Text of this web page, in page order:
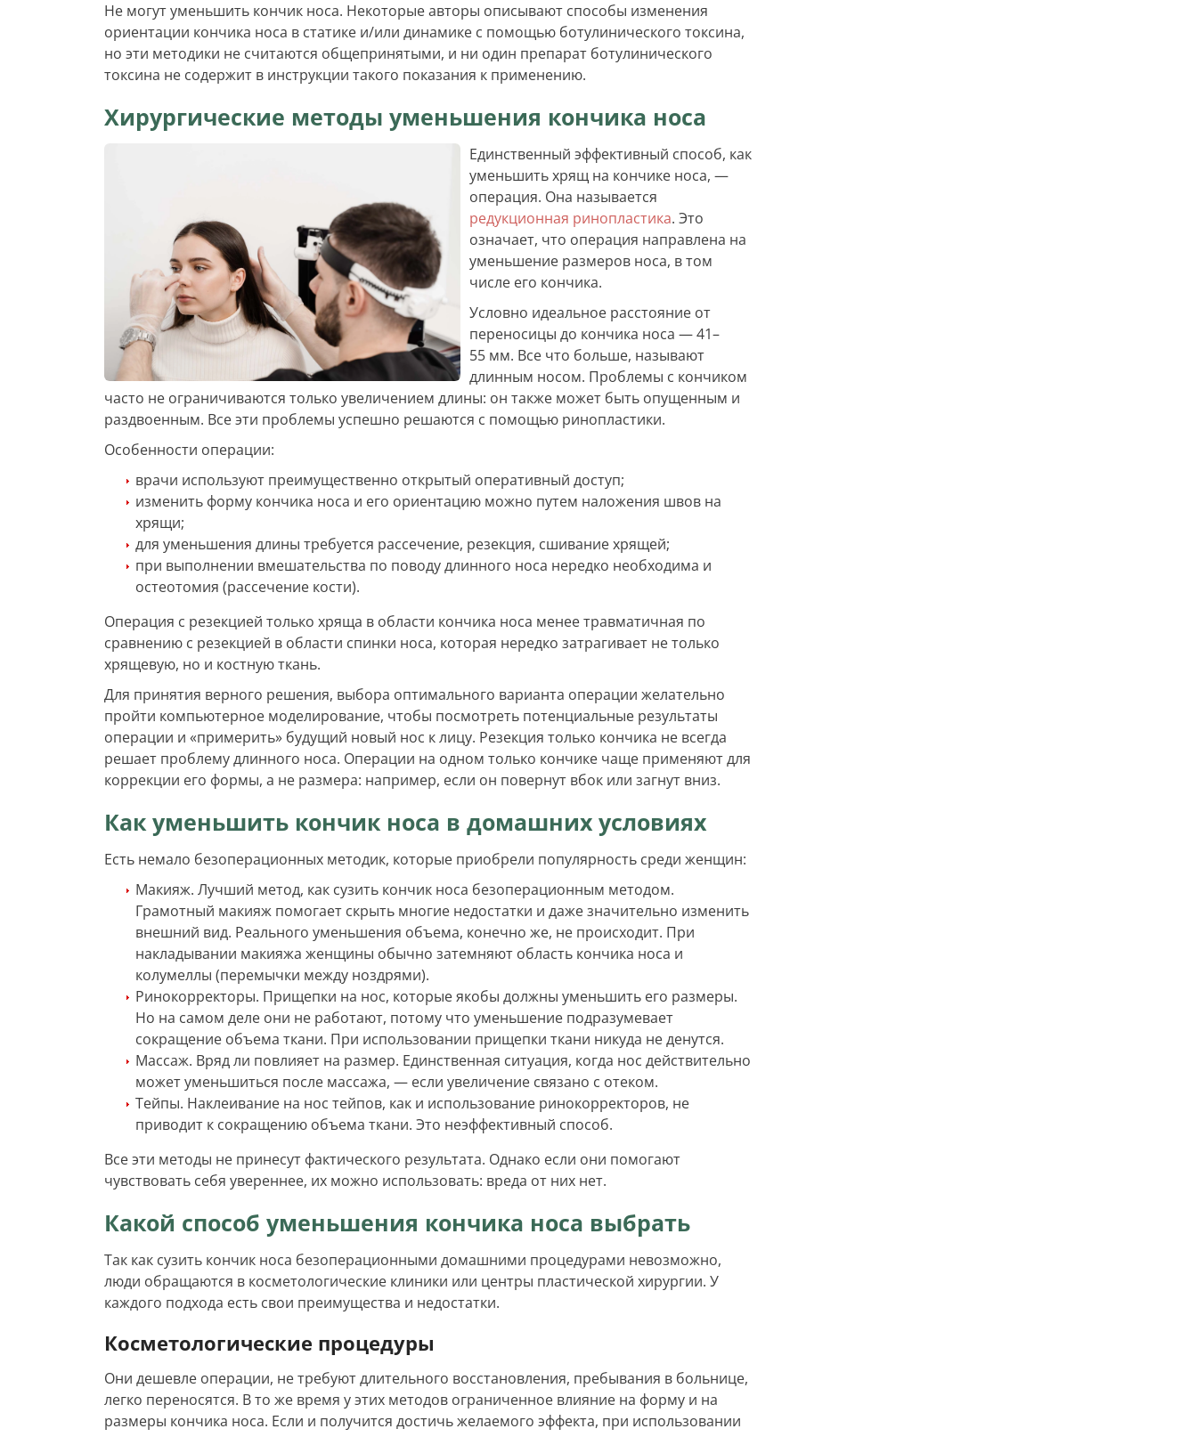
Не могут уменьшить кончик носа. Некоторые авторы описывают способы изменения
ориентации кончика носа в статике и/или динамике с помощью ботулинического токсина,
но эти методики не считаются общепринятыми, и ни один препарат ботулинического
токсина не содержит в инструкции такого показания к применению.
Хирургические методы уменьшения кончика носа
Единственный эффективный способ, как
уменьшить хрящ на кончике носа, —
операция. Она называется
редукционная ринопластика. Это
означает, что операция направлена на
уменьшение размеров носа, в том
числе его кончика.
Условно идеальное расстояние от
переносицы до кончика носа — 41–
55 мм. Все что больше, называют
длинным носом. Проблемы с кончиком
часто не ограничиваются только увеличением длины: он также может быть опущенным и
раздвоенным. Все эти проблемы успешно решаются с помощью ринопластики.
Особенности операции:
врачи используют преимущественно открытый оперативный доступ;
изменить форму кончика носа и его ориентацию можно путем наложения швов на
хрящи;
для уменьшения длины требуется рассечение, резекция, сшивание хрящей;
при выполнении вмешательства по поводу длинного носа нередко необходима и
остеотомия (рассечение кости).
Операция с резекцией только хряща в области кончика носа менее травматичная по
сравнению с резекцией в области спинки носа, которая нередко затрагивает не только
хрящевую, но и костную ткань.
Для принятия верного решения, выбора оптимального варианта операции желательно
пройти компьютерное моделирование, чтобы посмотреть потенциальные результаты
операции и «примерить» будущий новый нос к лицу. Резекция только кончика не всегда
решает проблему длинного носа. Операции на одном только кончике чаще применяют для
коррекции его формы, а не размера: например, если он повернут вбок или загнут вниз.
Как уменьшить кончик носа в домашних условиях
Есть немало безоперационных методик, которые приобрели популярность среди женщин:
Макияж. Лучший метод, как сузить кончик носа безоперационным методом.
Грамотный макияж помогает скрыть многие недостатки и даже значительно изменить
внешний вид. Реального уменьшения объема, конечно же, не происходит. При
накладывании макияжа женщины обычно затемняют область кончика носа и
колумеллы (перемычки между ноздрями).
Ринокорректоры. Прищепки на нос, которые якобы должны уменьшить его размеры.
Но на самом деле они не работают, потому что уменьшение подразумевает
сокращение объема ткани. При использовании прищепки ткани никуда не денутся.
Массаж. Вряд ли повлияет на размер. Единственная ситуация, когда нос действительно
может уменьшиться после массажа, — если увеличение связано с отеком.
Тейпы. Наклеивание на нос тейпов, как и использование ринокорректоров, не
приводит к сокращению объема ткани. Это неэффективный способ.
Все эти методы не принесут фактического результата. Однако если они помогают
чувствовать себя увереннее, их можно использовать: вреда от них нет.
Какой способ уменьшения кончика носа выбрать
Так как сузить кончик носа безоперационными домашними процедурами невозможно,
люди обращаются в косметологические клиники или центры пластической хирургии. У
каждого подхода есть свои преимущества и недостатки.
Косметологические процедуры
Они дешевле операции, не требуют длительного восстановления, пребывания в больнице,
легко переносятся. В то же время у этих методов ограниченное влияние на форму и на
размеры кончика носа. Если и получится достичь желаемого эффекта, при использовании